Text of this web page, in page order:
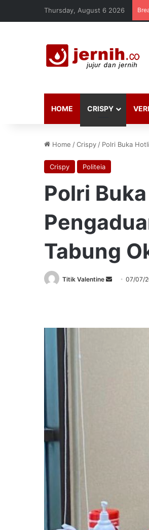
Thursday, August 6 2026
HOME CRISPY
Home /Crispy / Polri Buka
Crispy Politeia
Polri
Tabung
Titik Valentine
Send07/07/